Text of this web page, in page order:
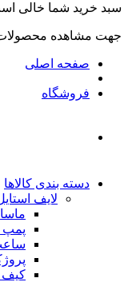
سبد خرید شما خالی
جهت مشاهده محصولات
صفحه اصلی
فروشگاه
دسته بندی کالاها
لایف
پمپ
کیف